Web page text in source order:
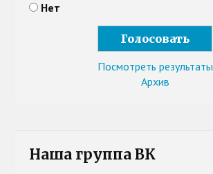
Нет
Посмотреть результаты
Архив
Наша группа ВК